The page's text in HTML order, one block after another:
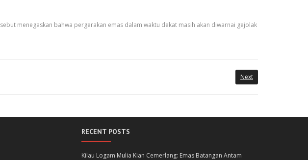
menegaskan bahwa pergerakan emas dalam waktu dekat masih akan diwarnai gejolak
Next
RECENT POSTS
Kilau Logam Mulia Kian Cemerlang: Emas Batangan Antam